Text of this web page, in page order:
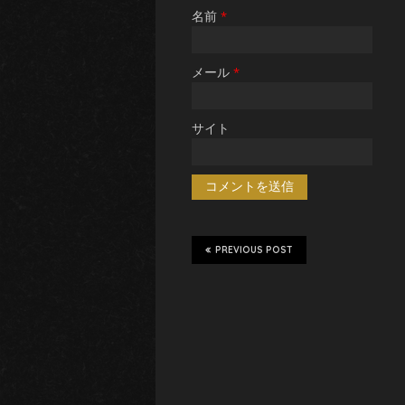
名前 *
メール *
サイト
PREVIOUS POST